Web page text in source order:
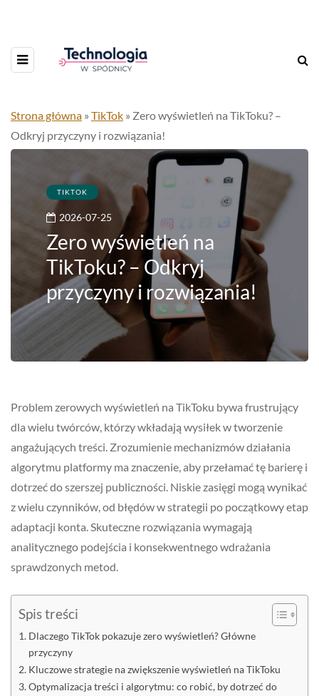
Strona główna » TikTok » Zero wyświetleń na TikToku? –
Odkryj przyczyny i rozwiązania!
TIKTOK
2026-07-25
Zero wyświetleń na
TikToku? – Odkryj
przyczyny i rozwiązania!
Problem zerowych wyświetleń na TikToku bywa frustrujący
dla wielu twórców, którzy wkładają wysiłek w tworzenie
angażujących treści. Zrozumienie mechanizmów działania
algorytmu platformy ma znaczenie, aby przełamać tę barierę i
dotrzeć do szerszej publiczności. Niskie zasięgi mogą wynikać
z wielu czynników, od błędów w strategii po początkowy etap
adaptacji konta. Skuteczne rozwiązania wymagają
analitycznego podejścia i konsekwentnego wdrażania
sprawdzonych metod.
Spis treści
Dlaczego TikTok pokazuje zero wyświetleń? Główne
przyczyny
Kluczowe strategie na zwiększenie wyświetleń na TikToku
Optymalizacja treści i algorytmu: co robić, by dotrzeć do